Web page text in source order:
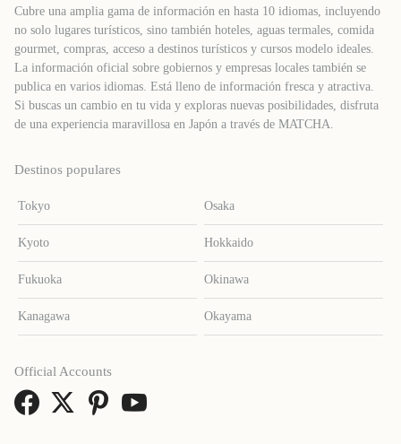
Cubre una amplia gama de información en hasta 10 idiomas, incluyendo
no solo lugares turísticos, sino también hoteles, aguas termales, comida
gourmet, compras, acceso a destinos turísticos y cursos modelo ideales.
La información oficial sobre gobiernos y empresas locales también se
publica en varios idiomas. Está lleno de información fresca y atractiva.
Si buscas un cambio en tu vida y exploras nuevas posibilidades, disfruta
de una experiencia maravillosa en Japón a través de MATCHA.
Destinos populares
Tokyo Osaka
Kyoto Hokkaido
Fukuoka Okinawa
Kanagawa Okayama
Official Accounts